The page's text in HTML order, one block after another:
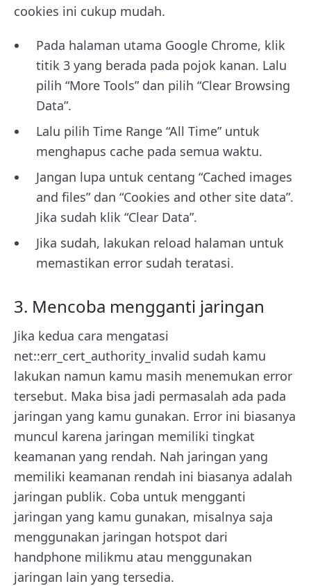
cookies ini cukup mudah.
Pada halaman utama Google Chrome, klik
titik 3 yang berada pada pojok kanan. Lalu
pilih “More Tools” dan pilih “Clear Browsing
Data”.
Lalu pilih Time Range “All Time” untuk
menghapus cache pada semua waktu.
Jangan lupa untuk centang “Cached images
and files” dan “Cookies and other site data”.
Jika sudah klik “Clear Data”.
Jika sudah, lakukan reload halaman untuk
memastikan error sudah teratasi.
3. Mencoba mengganti jaringan
Jika kedua cara mengatasi
net::err_cert_authority_invalid sudah kamu
lakukan namun kamu masih menemukan error
tersebut. Maka bisa jadi permasalah ada pada
jaringan yang kamu gunakan. Error ini biasanya
muncul karena jaringan memiliki tingkat
keamanan yang rendah. Nah jaringan yang
memiliki keamanan rendah ini biasanya adalah
jaringan publik. Coba untuk mengganti
jaringan yang kamu gunakan, misalnya saja
menggunakan jaringan hotspot dari
handphone milikmu atau menggunakan
jaringan lain yang tersedia.